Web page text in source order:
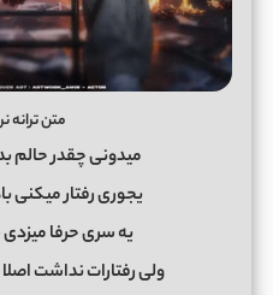
متن ترانه
میدونی چقدر حالم
یجوری رفتار میکنی
یه سری حرفا
ولی رفتارات نداشت